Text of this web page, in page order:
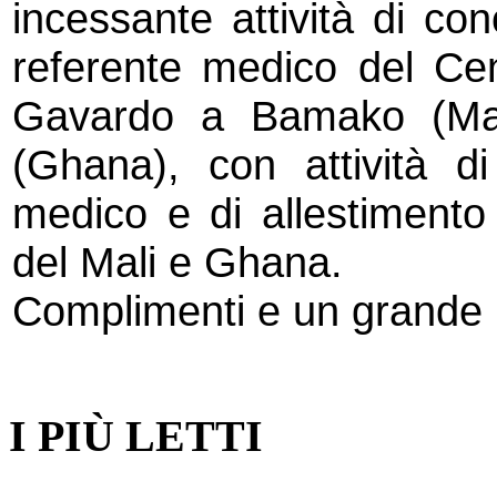
incessante attività di
referente medico del
Gavardo a Bamako
(Ghana), con attività
medico e di
del Mali e Ghana.
Complimenti e un
I PIÙ LETTI